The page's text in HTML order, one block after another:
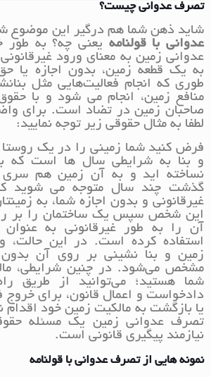
تصرف عدوانی چیست؟
شاید ذهن شما هم درگیر این موضوع
عدوانی با قولنامه یعنی چه؟ به طور
عدوانی زمین به معنای ورود
به یک قطعه زمین، بدون اجازه یا
طوری که انجام فعالیت‌هایی مثل
منافع زمین، انجام می شود و با
صاحبان زمین در تضاد است. برای
لطفا به مثال حقوقی زیر توجه نمایید:
فرض کنید شما زمینی را در یک روستا
و بنا به شرایطی سال ها است که
نساخته اید و به آن زمین هم سری
گذشت چند سال متوجه می شوید
غیرقانونی و بدون اجازه شما، به
این شخص سپس یک ساختمان را بر
آن را به طور غیرقانونی به
استفاده کرده است. در این حالت،
زمین و بنا نشینی بر روی آن بدون
مشخص می‌شود. در چنین شرایطی،
شما هستید؛ می‌توانید از طریق
دادخواست و اعمال قانون، برای خروج
یا بازگشت به مالکیت زمین خود اقدام
تصرف عدوانی زمین یک مسئله
نیازمند پیگیری قانونی است.
نمونه هایی از تصرف عدوانی با قولنامه